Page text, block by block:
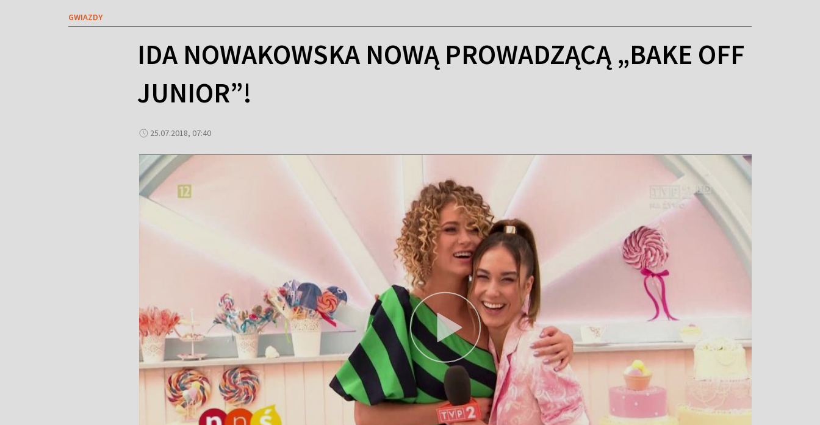
GWIAZDY
IDA NOWAKOWSKA NOWĄ PROWADZĄCĄ „BAKE OFF
JUNIOR”!
25.07.2018, 07:40